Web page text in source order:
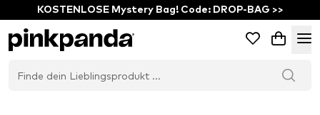
KOSTENLOSE Mystery Bag! Code: DROP-BAG >>